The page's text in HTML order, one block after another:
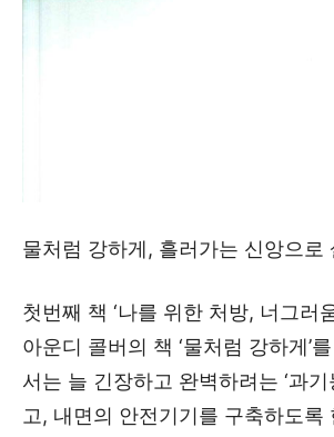
물처럼 강하게, 흘러가는 신앙으로
첫번째 책 ‘나를 위한 처방, 너그러
아운디 콜버의 책 ‘물처럼 강하게’
서는 늘 긴장하고 완벽하려는 ‘과기
고, 내면의 안전기기를 구축하도록